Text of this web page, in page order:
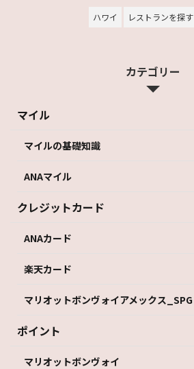
ハワイ レストランを探す
カテゴリー
マイル
マイルの基礎知識
ANAマイル
クレジットカード
ANAカード
楽天カード
マリオットボンヴォイアメックス_SPG
ポイント
マリオットボンヴォイ